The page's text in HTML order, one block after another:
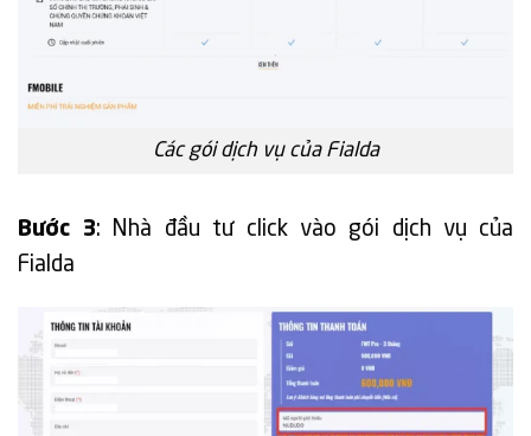
Các gói dịch vụ của Fialda
Bước 3: Nhà đầu tư click vào gói dịch vụ của
Fialda